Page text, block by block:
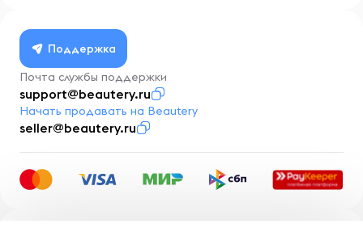
Поддержка
Почта службы поддержки
support@beautery.ru
Начать продавать на Beautery
seller@beautery.ru